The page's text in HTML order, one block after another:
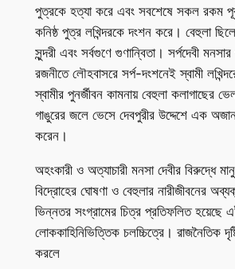
পুত্রকে হত্যা করে এবং সবশেষে সকল রকম
কনিষ্ঠ পুত্র লখিন্দরকে দংশন করে। বেহুলা
সুন্দরী এবং সর্বগুণে গুণান্বিতা। সর্পদেবী
রজনীতে লৌহবাসরে সর্প-দংশনেই স্বামী
স্বামীর পুনর্জীবন কামনায় বেহুলা কলাগাছের
গাঙুরের জলে ভেসে দেবপুরীর উদ্দেশে এক
করেন।
অহংকারী ও অত্যাচারী মনসা দেবীর বিরুদ্ধে
বিদ্রোহের ঘোষণা ও বেহুলার নারীজীবনের
ভিন্নতর সংগ্রামের চিত্র প্রতিফলিত হয়েছে
লোককাহিনিভিত্তিক চলচ্চিত্রে। রাজনৈতিক
করলে